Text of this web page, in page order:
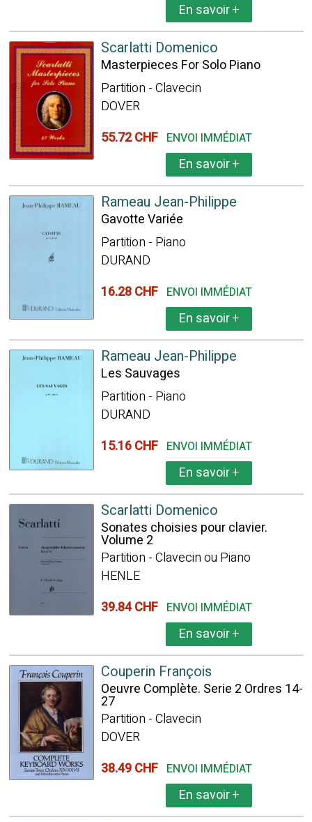
En savoir+
Scarlatti Domenico
Masterpieces For Solo Piano
Partition - Clavecin
DOVER
55.72 CHF ENVOI IMMÉDIAT
En savoir+
Rameau Jean-Philippe
Gavotte Variée
Partition - Piano
DURAND
16.28 CHF ENVOI IMMÉDIAT
En savoir+
Rameau Jean-Philippe
Les Sauvages
Partition - Piano
DURAND
15.16 CHF ENVOI IMMÉDIAT
En savoir+
Scarlatti Domenico
Sonates choisies pour clavier.
Volume 2
Partition - Clavecin ou Piano
HENLE
39.84 CHF ENVOI IMMÉDIAT
En savoir+
Couperin François
Oeuvre Complète. Serie 2 Ordres 14-
27
Partition - Clavecin
DOVER
38.49 CHF ENVOI IMMÉDIAT
En savoir+